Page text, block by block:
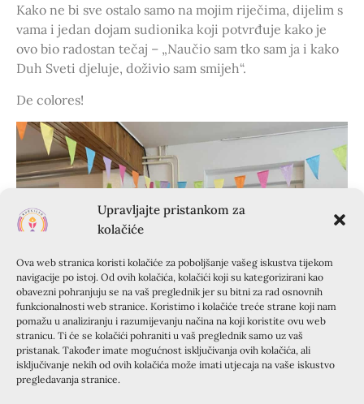
Upravljajte pristankom za
kolačiće
Ova web stranica koristi kolačiće za poboljšanje vašeg iskustva tijekom
navigacije po istoj. Od ovih kolačića, kolačići koji su kategorizirani kao
obavezni pohranjuju se na vaš preglednik jer su bitni za rad osnovnih
funkcionalnosti web stranice. Koristimo i kolačiće treće strane koji nam
pomažu u analiziranju i razumijevanju načina na koji koristite ovu web
stranicu. Ti će se kolačići pohraniti u vaš preglednik samo uz vaš
pristanak. Također imate mogućnost isključivanja ovih kolačića, ali
isključivanje nekih od ovih kolačića može imati utjecaja na vaše iskustvo
pregledavanja stranice.
Kako ne bi sve ostalo samo na mojim riječima, dijelim s
vama i jedan dojam sudionika koji potvrđuje kako je
ovo bio radostan tečaj – „Naučio sam tko sam ja i kako
Duh Sveti djeluje, doživio sam smijeh“.
De colores!